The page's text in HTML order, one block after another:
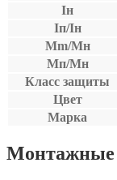
Iн
Iп/Iн
Mm/Мн
Мп/Мн
Класс защиты
Цвет
Марка
Монтажные